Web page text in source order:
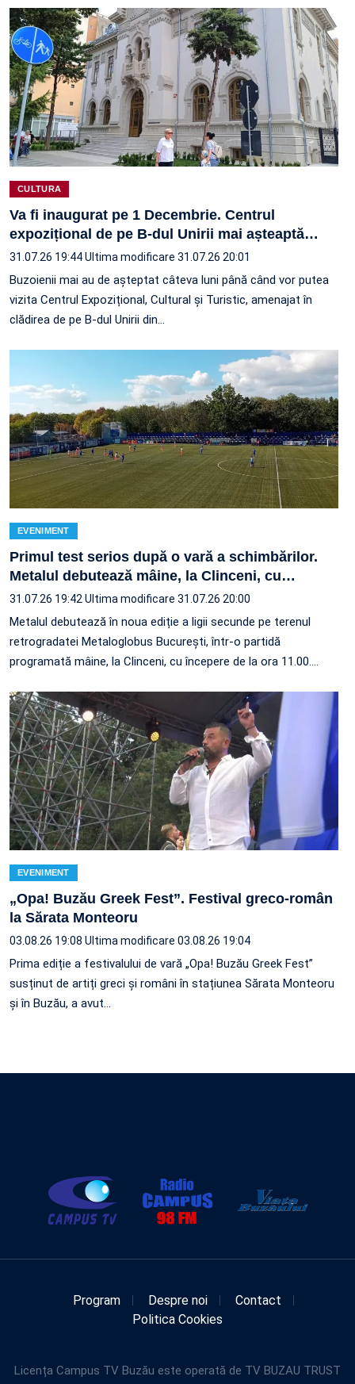
CULTURA
Va fi inaugurat pe 1 Decembrie. Centrul
expozițional de pe B-dul Unirii mai așteaptă…
31.07.26 19:44Ultima modificare 31.07.26 20:01
Buzoienii mai au de așteptat câteva luni până când vor putea
vizita Centrul Expozițional, Cultural și Turistic, amenajat în
clădirea de pe B-dul Unirii din…
EVENIMENT
Primul test serios după o vară a schimbărilor.
Metalul debutează mâine, la Clinceni, cu…
31.07.26 19:42 Ultima modificare 31.07.26 20:00
Metalul debutează în noua ediție a ligii secunde pe terenul
retrogradatei Metaloglobus București, într-o partidă
programată mâine, la Clinceni, cu începere de la ora 11.00.…
EVENIMENT
„Opa! Buzău Greek Fest”. Festival greco-român
la Sărata Monteoru
03.08.26 19:08 Ultima modificare 03.08.26 19:04
Prima ediție a festivalului de vară „Opa! Buzău Greek Fest”
susținut de artiți greci și români în stațiunea Sărata Monteoru
și în Buzău, a avut…
Program Despre noi
Contact
Politica Cookies
Licența Campus TV Buzău este operată de TV BUZAU TRUST